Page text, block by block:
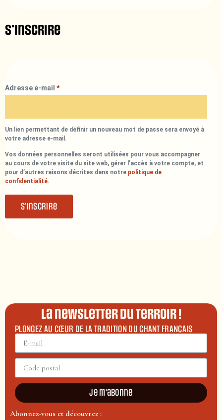
S’inscrire
Adresse e-mail *
Un lien permettant de définir un nouveau mot de passe sera envoyé à
votre adresse e-mail.
Vos données personnelles seront utilisées pour vous accompagner
au cours de votre visite du site web, gérer l’accès à votre compte, et
pour d’autres raisons décrites dans notre politique de
confidentialité.
S’inscrire
La newsletter du terroir !
PLONGEZ AU CŒUR DE LA TRADITION DU CHANT FRANÇAIS
Je m'abonne
Abonnez-vous et découvrez :